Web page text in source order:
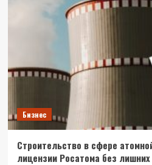
Бизнес
Строительство в сфере
лицензии Росатома без